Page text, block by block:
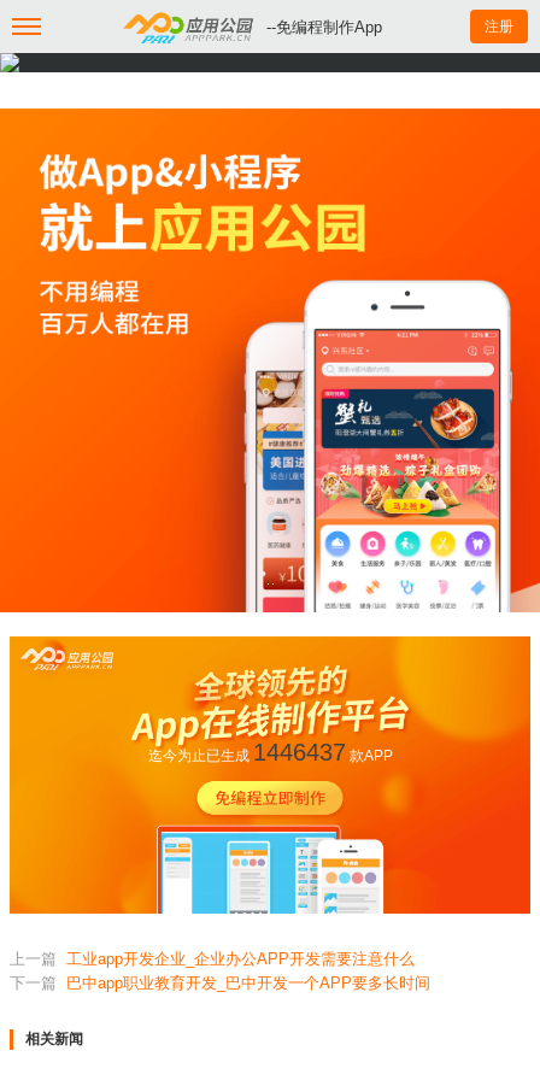
--免编程制作App 注册
迄今为止已生成 1446437 款APP
上一篇 工业app开发企业_企业办公APP开发需要注意什么
下一篇
巴中app职业教育开发_巴中开发一个APP要多长时间
相关新闻